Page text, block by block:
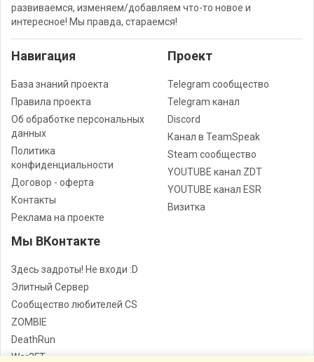
развиваемся, изменяем/добавляем что-то новое и
интересное! Мы правда, стараемся!
Навигация
База знаний проекта
Правила проекта
Об обработке персональных
данных
Политика
конфиденциальности
Договор - оферта
Контакты
Реклама на проекте
Проект
Telegram сообщество
Telegram канал
Discord
Канал в TeamSpeak
Steam сообщество
YOUTUBE канал ZDT
YOUTUBE канал ESR
Визитка
Мы ВКонтакте
Здесь задроты! Не входи :D
Элитный Сервер
Сообщество любителей CS
ZOMBIE
DeathRun
War3FT